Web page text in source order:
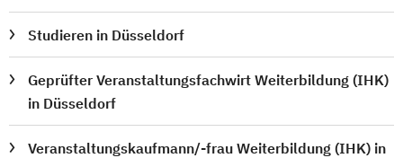
Studieren in Düsseldorf
Geprüfter Veranstaltungsfachwirt Weiterbildung (IHK)
in Düsseldorf
Veranstaltungskaufmann/-frau Weiterbildung (IHK) in